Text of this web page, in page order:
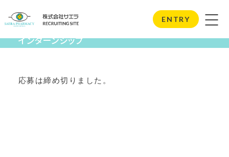
ENTRY
Internship
インターンシップ
応募は締め切りました。